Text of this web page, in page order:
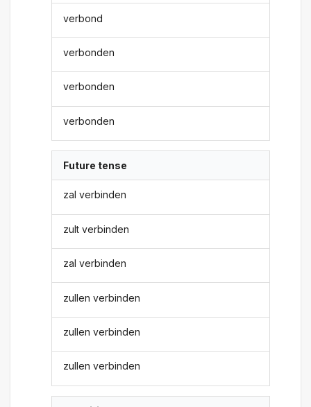
verbond
verbonden
verbonden
verbonden
Future tense
zal verbinden
zult verbinden
zal verbinden
zullen verbinden
zullen verbinden
zullen verbinden